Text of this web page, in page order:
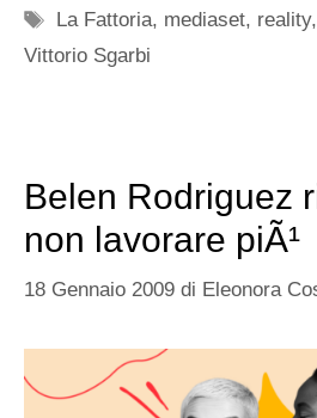
Tag
La Fattoria, mediaset, reality,
Vittorio Sgarbi
Belen Rodriguez
non lavorare piÃ¹
18 Gennaio 2009 di Eleonora